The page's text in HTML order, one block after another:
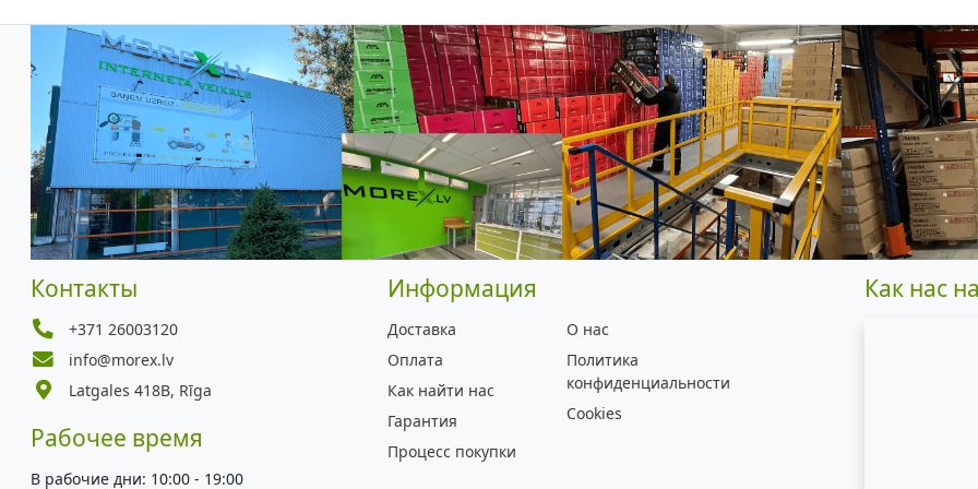
Контакты
+371 26003120
info@morex.lv
Latgales 418B, Rīga
Рабочее время
В рабочие дни: 10:00 - 19:00
Информация
Доставка
Оплата
Как найти нас
Гарантия
Процесс покупки
О нас
Политика
конфиденциальности
Cookies
Как нас